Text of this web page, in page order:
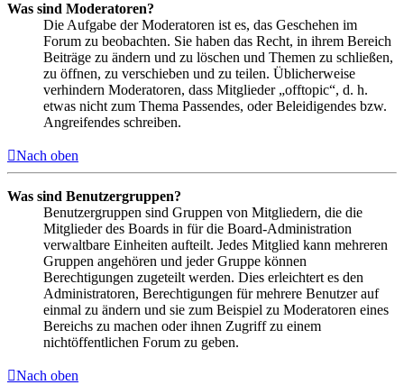
Was sind Moderatoren?
Die Aufgabe der Moderatoren ist es, das Geschehen im
Forum zu beobachten. Sie haben das Recht, in ihrem Bereich
Beiträge zu ändern und zu löschen und Themen zu schließen,
zu öffnen, zu verschieben und zu teilen. Üblicherweise
verhindern Moderatoren, dass Mitglieder „offtopic“, d. h.
etwas nicht zum Thema Passendes, oder Beleidigendes bzw.
Angreifendes schreiben.
Nach oben
Was sind Benutzergruppen?
Benutzergruppen sind Gruppen von Mitgliedern, die die
Mitglieder des Boards in für die Board-Administration
verwaltbare Einheiten aufteilt. Jedes Mitglied kann mehreren
Gruppen angehören und jeder Gruppe können
Berechtigungen zugeteilt werden. Dies erleichtert es den
Administratoren, Berechtigungen für mehrere Benutzer auf
einmal zu ändern und sie zum Beispiel zu Moderatoren eines
Bereichs zu machen oder ihnen Zugriff zu einem
nichtöffentlichen Forum zu geben.
Nach oben